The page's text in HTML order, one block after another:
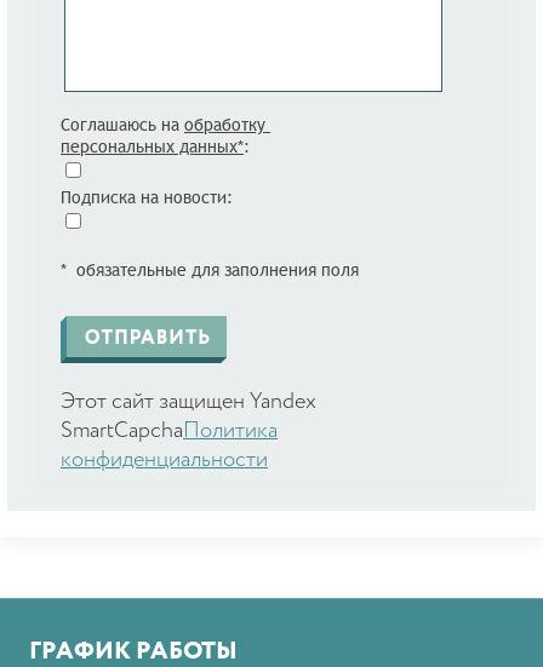
Соглашаюсь на обработку
персональных данных*:
Подписка на новости:
* обязательные для заполнения поля
Этот сайт защищен Yandex
SmartCapcha Политика
конфиденциальности
ГРАФИК РАБОТЫ